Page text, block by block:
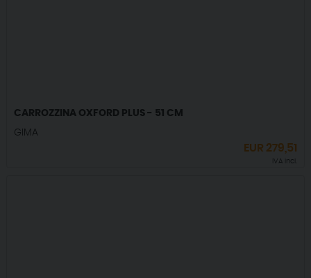
CARROZZINA OXFORD PLUS - 51 CM
GIMA
EUR 279,51
IVA incl.